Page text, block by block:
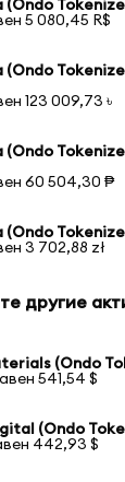
(Ondo
5 080,45 R$
(Ondo
123 009,73 ৳
(Ondo
60 504,30 ₱
(Ondo
3 702,88 zł
другие
(Ondo
541,54 $
(Ondo
442,93 $